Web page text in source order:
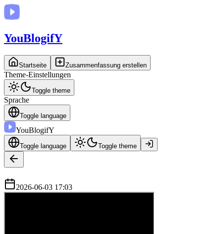
YouBlogifY
Startseite Zusammenfassung erstellen
Theme-Einstellungen
Toggle theme
Sprache
Toggle language
YouBlogifY
Toggle language Toggle theme
2026-06-03 17:03